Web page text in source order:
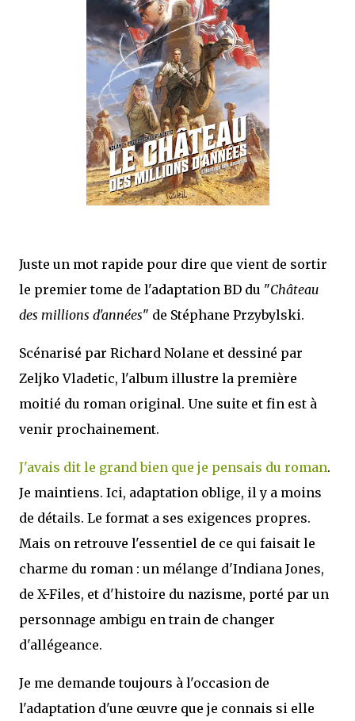
mettre sous tous les yeux. C'est cela...
Juste un mot rapide pour dire que vient de sortir
le premier tome de l'adaptation BD du "Château
des millions d'années" de Stéphane Przybylski.
Scénarisé par Richard Nolane et dessiné par
Zeljko Vladetic, l'album illustre la première
moitié du roman original. Une suite et fin est à
venir prochainement.
J'avais dit le grand bien que je pensais du roman.
Je maintiens. Ici, adaptation oblige, il y a moins
de détails. Le format a ses exigences propres.
Mais on retrouve l'essentiel de ce qui faisait le
charme du roman : un mélange d'Indiana Jones,
de X-Files, et d'histoire du nazisme, porté par un
personnage ambigu en train de changer
d'allégeance.
Je me demande toujours à l'occasion de
l'adaptation d'une œuvre que je connais si elle